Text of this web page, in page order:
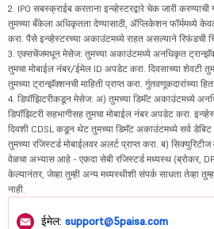
2. IPO सबस्क्राईब करताना इन्व्हेस्टरद्वारे चेक जारी
तुमच्या बँकेला अधिकृतता देण्यासाठी, ॲप्लिकेशन फॉर्ममध्ये
करा. पैसे इन्व्हेस्टरच्या अकाउंटमध्ये राहत असल्याने रिफंडची
3. एक्सचेंजमधून मेसेज: तुमच्या अकाउंटमध्ये अनधिकृत
तुमचा मोबाईल नंबर/ईमेल ID अपडेट करा. दिवसाच्या शेवटी
तुमच्या ट्रान्झॅक्शनची माहिती प्राप्त करा. गुंतवणूकदारांच्या
4. डिपॉझिटरीकडून मेसेज: अ) तुमच्या डिमॅट अकाउंटमध्ये
डिपॉझिटरी सहभागीसह तुमचा मोबाईल नंबर अपडेट करा.
दिवशी CDSL कडून थेट तुमच्या डिमॅट अकाउंटमध्ये सर्व डेबिट
तुमच्या रजिस्टर्ड मोबाईलवर अलर्ट प्राप्त करा. ब)
वेळचा अभ्यास आहे - एकदा सेबी रजिस्टर्ड मध्यस्थ (ब्रोकर,
केल्यानंतर, जेव्हा तुम्ही अन्य मध्यस्थीशी संपर्क साधता तेव्हा
नाही.
ईमेल: support@5paisa.com